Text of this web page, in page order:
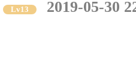
Lv13
2019-05-30